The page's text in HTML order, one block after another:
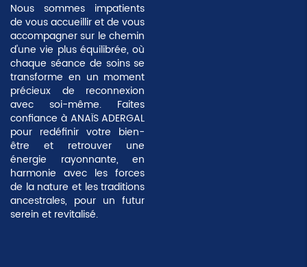
Nous sommes impatients
de vous accueillir et de vous
accompagner sur le chemin
d'une vie plus équilibrée, où
chaque séance de soins se
transforme en un moment
précieux de reconnexion
avec soi-même. Faites
confiance à ANAÏS ADERGAL
pour redéfinir votre bien-
être et retrouver une
énergie rayonnante, en
harmonie avec les forces
de la nature et les traditions
ancestrales, pour un futur
serein et revitalisé.